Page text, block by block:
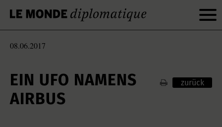
08.06.2017
EIN UFO NAMENS
AIRBUS
zurück